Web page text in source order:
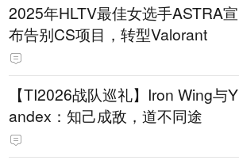
2025年HLTV最佳女选手ASTRA宣
布告别CS项目，转型Valorant
【TI2026战队巡礼】Iron Wing与Y
andex：知己成敌，道不同途